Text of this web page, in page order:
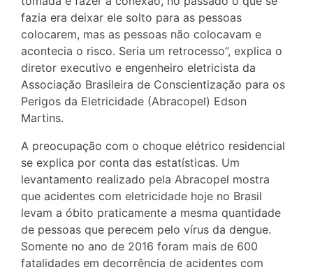
fazia era deixar ele solto para as pessoas
colocarem, mas as pessoas não colocavam e
acontecia o risco. Seria um retrocesso”, explica o
diretor executivo e engenheiro eletricista da
Associação Brasileira de Conscientização para os
Perigos da Eletricidade (Abracopel) Edson
Martins.
A preocupação com o choque elétrico residencial
se explica por conta das estatísticas. Um
levantamento realizado pela Abracopel mostra
que acidentes com eletricidade hoje no Brasil
levam a óbito praticamente a mesma quantidade
de pessoas que perecem pelo vírus da dengue.
Somente no ano de 2016 foram mais de 600
fatalidades em decorrência de acidentes com